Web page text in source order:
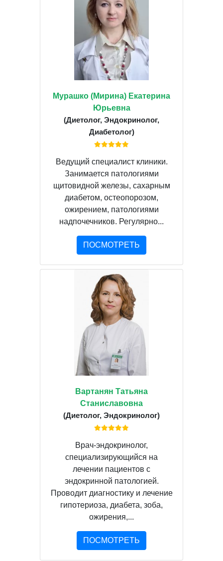
Мурашко (Мирина) Екатерина
Юрьевна
(Диетолог, Эндокринолог,
Диабетолог)
Ведущий специалист клиники.
Занимается патологиями
щитовидной железы, сахарным
диабетом, остеопорозом,
ожирением, патологиями
надпочечников. Регулярно...
ПОСМОТРЕТЬ
Вартанян Татьяна
Станиславовна
(Диетолог, Эндокринолог)
Врач-эндокринолог,
специализирующийся на
лечении пациентов с
эндокринной патологией.
Проводит диагностику и лечение
гипотериоза, диабета, зоба,
ожирения,...
ПОСМОТРЕТЬ